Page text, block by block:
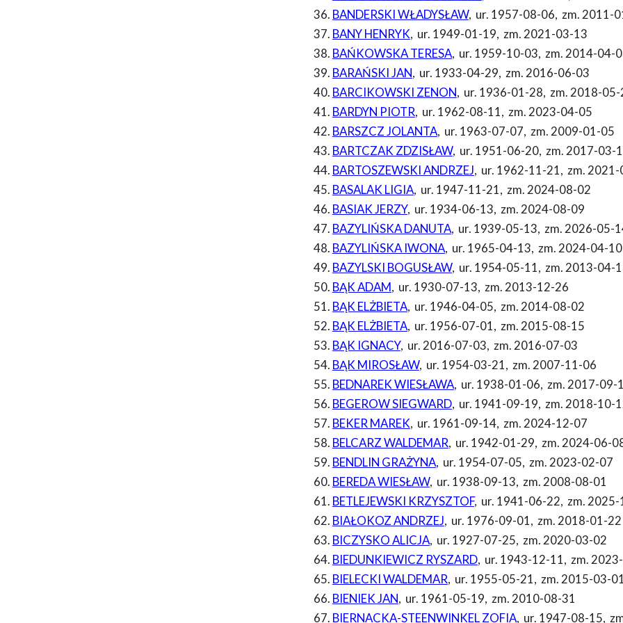
BANDERSKI WŁADYSŁAW, ur. 1957-08-06, zm. 2011-
BANY HENRYK, ur. 1949-01-19, zm. 2021-03-13
BAŃKOWSKA TERESA, ur. 1959-10-03, zm. 2014-04-
BARAŃSKI JAN, ur. 1933-04-29, zm. 2016-06-03
BARCIKOWSKI ZENON, ur. 1936-01-28, zm. 2018-
BARDYN PIOTR, ur. 1962-08-11, zm. 2023-04-05
BARSZCZ JOLANTA, ur. 1963-07-07, zm. 2009-01-05
BARTCZAK ZDZISŁAW, ur. 1951-06-20, zm. 2017-03-
BARTOSZEWSKI ANDRZEJ, ur. 1962-11-21, zm.
BASALAK LIGIA, ur. 1947-11-21, zm. 2024-08-02
BASIAK JERZY, ur. 1934-06-13, zm. 2024-08-09
BAZYLIŃSKA DANUTA, ur. 1939-05-13, zm. 2026-05-
BAZYLIŃSKA IWONA, ur. 1965-04-13, zm. 2024-04-10
BAZYLSKI BOGUSŁAW, ur. 1954-05-11, zm. 2013-04-
BĄK ADAM, ur. 1930-07-13, zm. 2013-12-26
BĄK ELŻBIETA, ur. 1946-04-05, zm. 2014-08-02
BĄK ELŻBIETA, ur. 1956-07-01, zm. 2015-08-15
BĄK IGNACY, ur. 2016-07-03, zm. 2016-07-03
BĄK MIROSŁAW, ur. 1954-03-21, zm. 2007-11-06
BEDNAREK WIESŁAWA, ur. 1938-01-06, zm. 2017-09-
BEGEROW SIEGWARD, ur. 1941-09-19, zm. 2018-10-
BEKER MAREK, ur. 1961-09-14, zm. 2024-12-07
BELCARZ WALDEMAR, ur. 1942-01-29, zm. 2024-06-
BENDLIN GRAŻYNA, ur. 1954-07-05, zm. 2023-02-07
BEREDA WIESŁAW, ur. 1938-09-13, zm. 2008-08-01
BETLEJEWSKI KRZYSZTOF, ur. 1941-06-22, zm.
BIAŁOKOZ ANDRZEJ, ur. 1976-09-01, zm. 2018-01-22
BICZYSKO ALICJA, ur. 1927-07-25, zm. 2020-03-02
BIEDUNKIEWICZ RYSZARD, ur. 1943-12-11, zm.
BIELECKI WALDEMAR, ur. 1955-05-21, zm. 2015-03-01
BIENIEK JAN, ur. 1961-05-19, zm. 2010-08-31
BIERNACKA-STEENWINKEL ZOFIA, ur. 1947-08-15,